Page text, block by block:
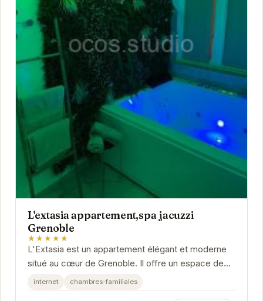
L'extasia appartement,spa jacuzzi
Grenoble
★★★★★
L'Extasia est un appartement élégant et moderne
situé au cœur de Grenoble. Il offre un espace de
vie confortable et luxueux avec un spa jacuzzi...
internet chambres-familiales